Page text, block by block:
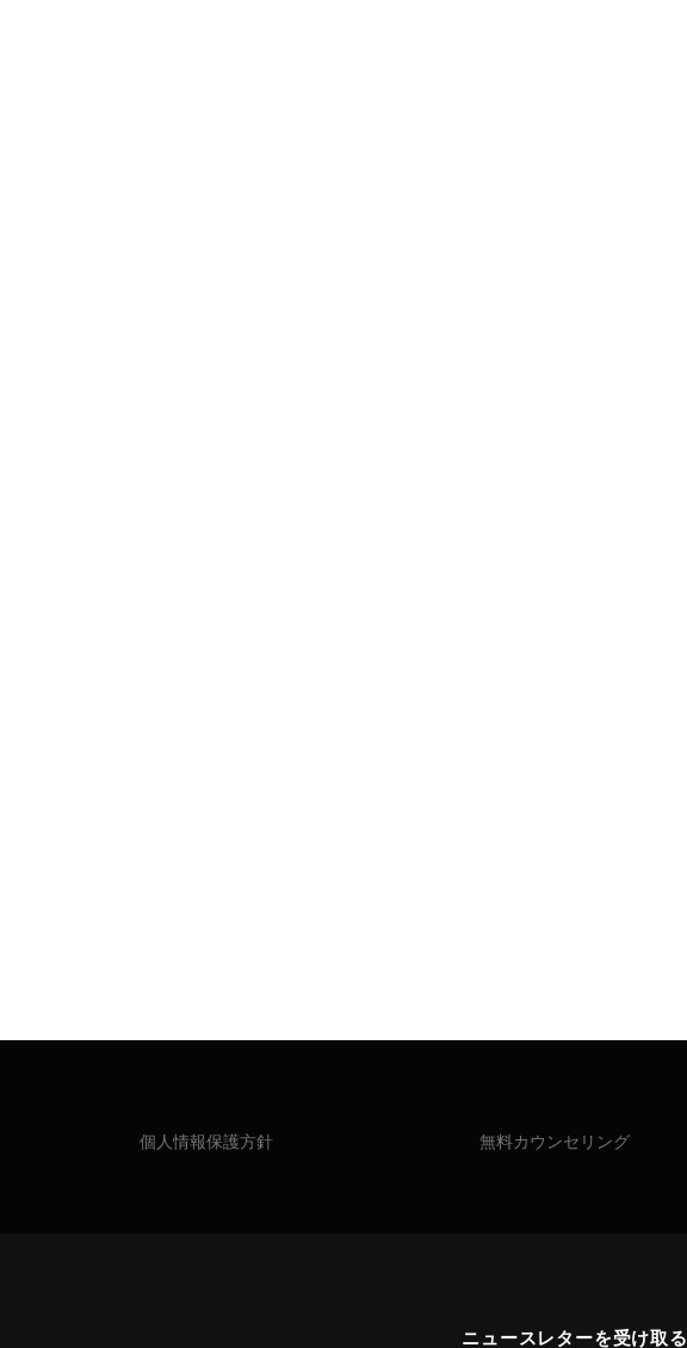
個人情報保護方針 無料カウンセリング
ニュースレターを受け取る